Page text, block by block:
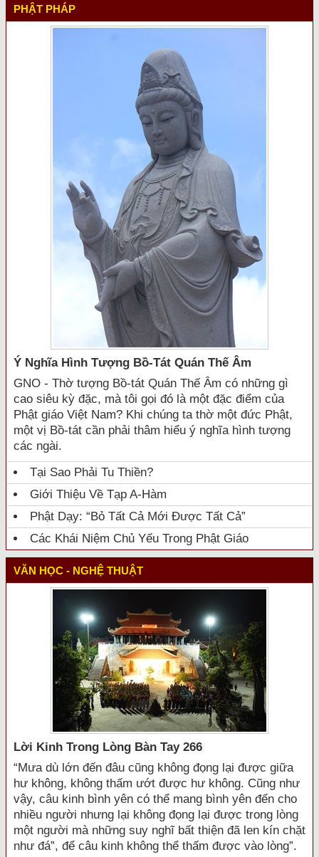
PHẬT PHÁP
Ý Nghĩa Hình Tượng Bồ-Tát Quán Thế Âm
GNO - Thờ tượng Bồ-tát Quán Thế Âm có những gì
cao siêu kỳ đặc, mà tôi gọi đó là một đặc điểm của
Phật giáo Việt Nam? Khi chúng ta thờ một đức Phật,
một vị Bồ-tát cần phải thâm hiểu ý nghĩa hình tượng
các ngài.
Tại Sao Phải Tu Thiền?
Giới Thiệu Về Tạp A-Hàm
Phật Dạy: “Bỏ Tất Cả Mới Được Tất Cả”
Các Khái Niệm Chủ Yếu Trong Phật Giáo
VĂN HỌC - NGHỆ THUẬT
Lời Kinh Trong Lòng Bàn Tay 266
“Mưa dù lớn đến đâu cũng không đọng lại được giữa
hư không, không thấm ướt được hư không. Cũng như
vậy, câu kinh bình yên có thể mang bình yên đến cho
nhiều người nhưng lại không đọng lại được trong lòng
một người mà những suy nghĩ bất thiện đã len kín chặt
như đá”, để câu kinh không thể thấm được vào lòng”.